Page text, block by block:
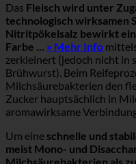
Das Fleisch wird unter
technologisch wirksamen
Nitritpökelsalz bewirkt
Farbe ... » Mehr Info
zerkleinert (jedoch nicht in
Brühwurst). Beim
Milchsäurebakterien den
Zucker hauptsächlich in
aromawirksame
Um eine schnelle und
meist Mono- und